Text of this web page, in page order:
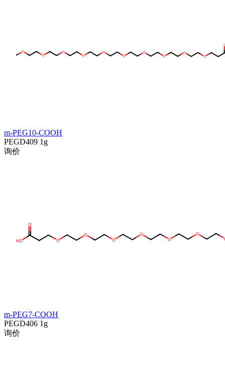
m-PEG10-COOH
PEGD409 1g
询价
m-PEG7-COOH
PEGD406 1g
询价